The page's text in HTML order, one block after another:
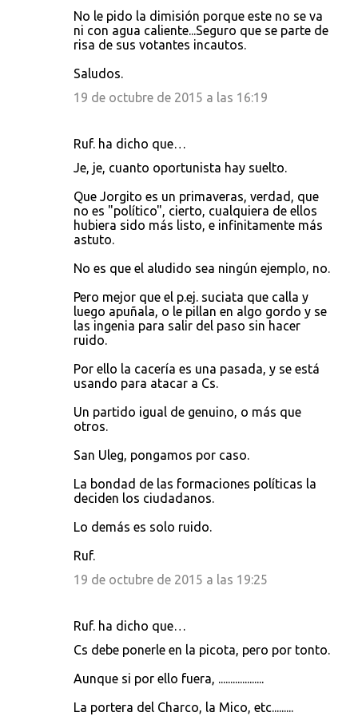
No le pido la dimisión porque este no se va
ni con agua caliente...Seguro que se parte de
risa de sus votantes incautos.
Saludos.
19 de octubre de 2015 a las 16:19
Ruf. ha dicho que…
Je, je, cuanto oportunista hay suelto.
Que Jorgito es un primaveras, verdad, que
no es "político", cierto, cualquiera de ellos
hubiera sido más listo, e infinitamente más
astuto.
No es que el aludido sea ningún ejemplo, no.
Pero mejor que el p.ej. suciata que calla y
luego apuñala, o le pillan en algo gordo y se
las ingenia para salir del paso sin hacer
ruido.
Por ello la cacería es una pasada, y se está
usando para atacar a Cs.
Un partido igual de genuino, o más que
otros.
San Uleg, pongamos por caso.
La bondad de las formaciones políticas la
deciden los ciudadanos.
Lo demás es solo ruido.
Ruf.
19 de octubre de 2015 a las 19:25
Ruf. ha dicho que…
Cs debe ponerle en la picota, pero por tonto.
Aunque si por ello fuera, ...................
La portera del Charco, la Mico, etc.........